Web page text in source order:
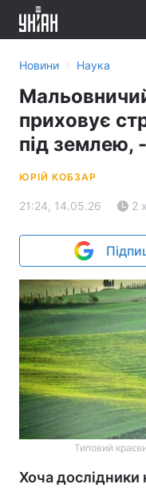
Новини › Наука
приховує
під землею,
ЮРІЙ КОБЗАР
21:24, 14.05.26 2
Типовий
Хоча дослідники